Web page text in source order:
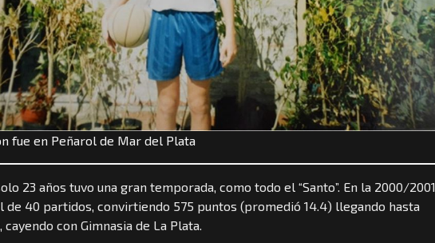
fue en Peñarol de Mar del Plata
23 años tuvo una gran temporada, como todo el “Santo”. En la 2000/2001
de 40 partidos, convirtiendo 575 puntos (promedió 14.4) llegando hasta
con Gimnasia de La Plata.